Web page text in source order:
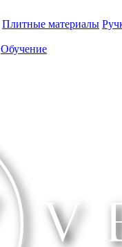
Плитные материалы
Обучение